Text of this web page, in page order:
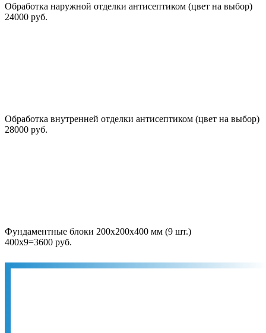
Обработка наружной отделки антисептиком (цвет на выбор)
24000 руб.
Обработка внутренней отделки антисептиком (цвет на выбор)
28000 руб.
Фундаментные блоки 200х200х400 мм (9 шт.)
400х9=3600 руб.